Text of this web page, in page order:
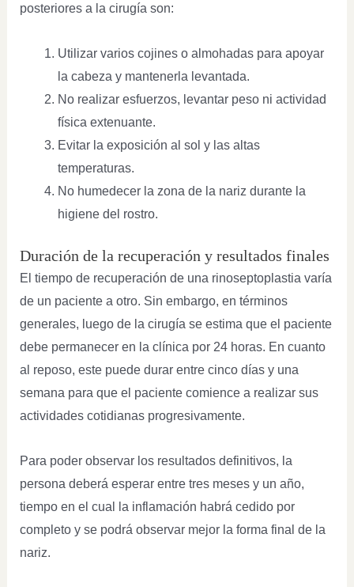
posteriores a la cirugía son:
Utilizar varios cojines o almohadas para apoyar
la cabeza y mantenerla levantada.
No realizar esfuerzos, levantar peso ni actividad
física extenuante.
Evitar la exposición al sol y las altas
temperaturas.
No humedecer la zona de la nariz durante la
higiene del rostro.
Duración de la recuperación y resultados finales
El tiempo de recuperación de una rinoseptoplastia varía
de un paciente a otro. Sin embargo, en términos
generales, luego de la cirugía se estima que el paciente
debe permanecer en la clínica por 24 horas. En cuanto
al reposo, este puede durar entre cinco días y una
semana para que el paciente comience a realizar sus
actividades cotidianas progresivamente.
Para poder observar los resultados definitivos, la
persona deberá esperar entre tres meses y un año,
tiempo en el cual la inflamación habrá cedido por
completo y se podrá observar mejor la forma final de la
nariz.